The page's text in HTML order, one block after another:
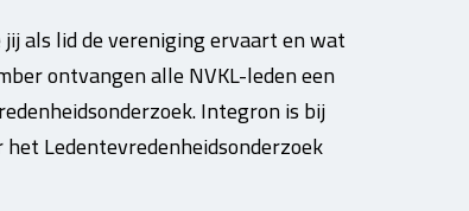
als lid de vereniging ervaart en wat
ontvangen alle NVKL-leden een
Integron is bij
Ledentevredenheidsonderzoek